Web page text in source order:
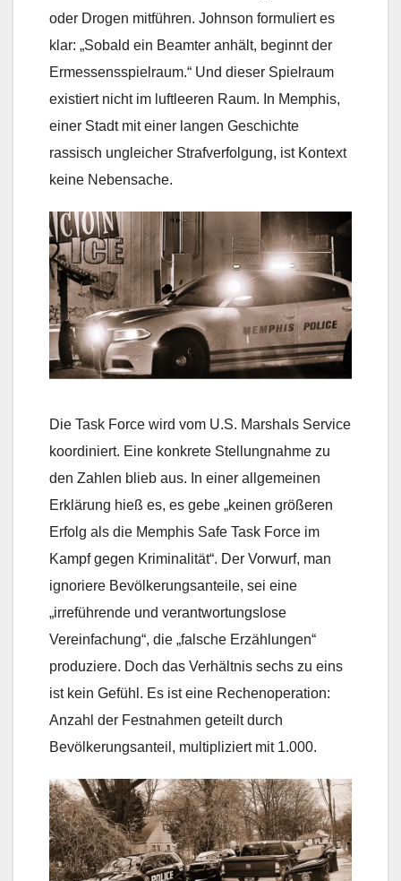
oder Drogen mitführen. Johnson formuliert es
klar: „Sobald ein Beamter anhält, beginnt der
Ermessensspielraum.“ Und dieser Spielraum
existiert nicht im luftleeren Raum. In Memphis,
einer Stadt mit einer langen Geschichte
rassisch ungleicher Strafverfolgung, ist Kontext
keine Nebensache.
Die Task Force wird vom U.S. Marshals Service
koordiniert. Eine konkrete Stellungnahme zu
den Zahlen blieb aus. In einer allgemeinen
Erklärung hieß es, es gebe „keinen größeren
Erfolg als die Memphis Safe Task Force im
Kampf gegen Kriminalität“. Der Vorwurf, man
ignoriere Bevölkerungsanteile, sei eine
„irreführende und verantwortungslose
Vereinfachung“, die „falsche Erzählungen“
produziere. Doch das Verhältnis sechs zu eins
ist kein Gefühl. Es ist eine Rechenoperation:
Anzahl der Festnahmen geteilt durch
Bevölkerungsanteil, multipliziert mit 1.000.